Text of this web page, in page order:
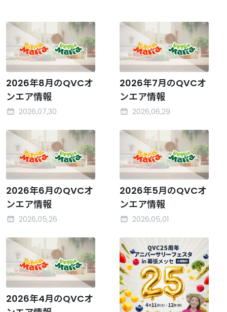
2026年8月のQVCオ
ンエア情報
2026,07,30
2026年7月のQVCオ
ンエア情報
2026,06,29
2026年6月のQVCオ
ンエア情報
2026,05,26
2026年5月のQVCオ
ンエア情報
2026,05,01
2026年4月のQVCオ